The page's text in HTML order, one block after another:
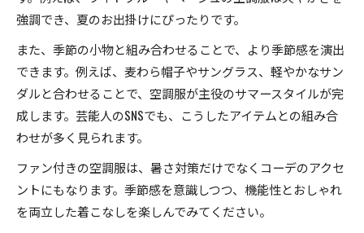
強調でき、夏のお出掛けにぴったりです。
また、季節の小物と組み合わせることで、より季節感を演出
できます。例えば、麦わら帽子やサングラス、軽やかなサン
ダルと合わせることで、空調服が主役のサマースタイルが完
成します。芸能人のSNSでも、こうしたアイテムとの組み合
わせが多く見られます。
ファン付きの空調服は、暑さ対策だけでなくコーデのアクセ
ントにもなります。季節感を意識しつつ、機能性とおしゃれ
を両立した着こなしを楽しんでみてください。